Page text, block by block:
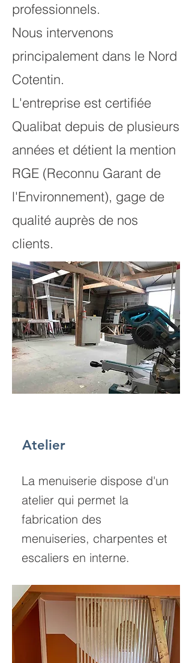
professionnels.
Nous intervenons
principalement dans le Nord
Cotentin.
L'entreprise est certifiée
Qualibat depuis de plusieurs
années et détient la mention
RGE (Reconnu Garant de
l'Environnement), gage de
qualité auprès de nos
clients.
Atelier
La menuiserie dispose d'un
atelier qui permet la
fabrication des
menuiseries, charpentes et
escaliers en interne.